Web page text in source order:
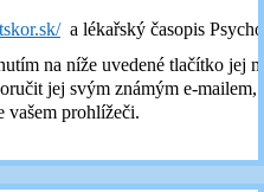
a lékařský časopis
na níže uvedené tlačítko jej
jej svým známým e-mailem,
vašem prohlížeči.